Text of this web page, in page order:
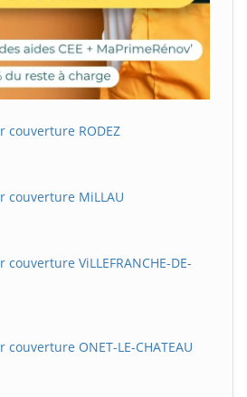
couverture RODEZ
couverture MiLLAU
ViLLEFRANCHE-DE-
ONET-LE-CHATEAU